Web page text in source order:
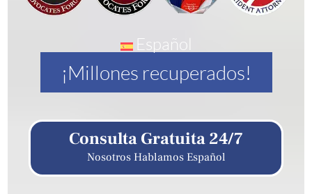
Español
¡Millones recuperados!
Consulta Gratuita 24/7
Nosotros Hablamos Español